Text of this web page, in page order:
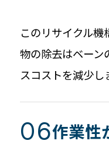
このリサイクル
物の除去はベーン
スコストを減少し
作業性